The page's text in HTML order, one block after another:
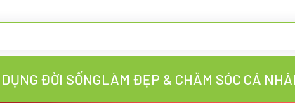
ĐỜI SỐNGLÀM ĐẸP & CHĂM SÓC CÁ